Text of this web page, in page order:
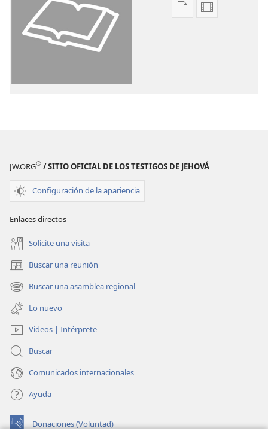
Opciones
(revisión
Opciones
(revisión
JW.ORG® / SITIO OFICIAL DE LOS TESTIGOS DE JEHOVÁ
Configuración de la apariencia
Enlaces directos
Solicite una visita
Buscar una reunión
(abre
una
nueva
ventana)
Buscar una asamblea regional
(abre
una
nueva
ventana)
Lo nuevo
Videos | Intérprete
Buscar
Comunicados internacionales
Ayuda
Donaciones (Voluntad)
(abre